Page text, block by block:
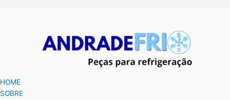
HOME
SOBRE